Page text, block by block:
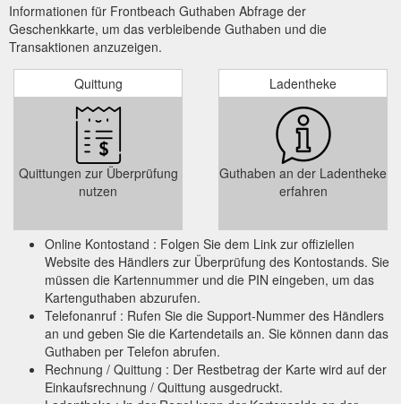
Informationen für Frontbeach Guthaben Abfrage der
Geschenkkarte, um das verbleibende Guthaben und die
Transaktionen anzuzeigen.
Quittung
Quittungen zur Überprüfung
nutzen
Ladentheke
Guthaben an der Ladentheke
erfahren
Online Kontostand : Folgen Sie dem Link zur offiziellen
Website des Händlers zur Überprüfung des Kontostands. Sie
müssen die Kartennummer und die PIN eingeben, um das
Kartenguthaben abzurufen.
Telefonanruf : Rufen Sie die Support-Nummer des Händlers
an und geben Sie die Kartendetails an. Sie können dann das
Guthaben per Telefon abrufen.
Rechnung / Quittung : Der Restbetrag der Karte wird auf der
Einkaufsrechnung / Quittung ausgedruckt.